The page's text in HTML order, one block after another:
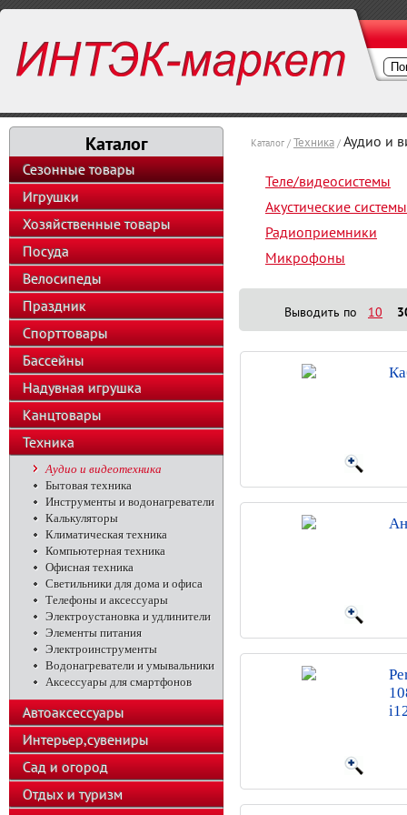
Каталог
Сезонные товары
Игрушки
Хозяйственные товары
Посуда
Велосипеды
Праздник
Спорттовары
Бассейны
Надувная игрушка
Канцтовары
Техника
Аудио и видеотехника
Бытовая техника
Инструменты и водонагреватели
Калькуляторы
Климатическая техника
Компьютерная техника
Офисная техника
Светильники для дома и офиса
Телефоны и аксессуары
Электроустановка и удлинители
Элементы питания
Электроинструменты
Водонагреватели и умывальники
Аксессуары для смартфонов
Автоаксессуары
Интерьер,сувениры
Сад и огород
Отдых и туризм
Каталог / Техника / Аудио и
Теле/видеосистемы
Акустические системы
Радиоприемники
Микрофоны
Выводить по 10